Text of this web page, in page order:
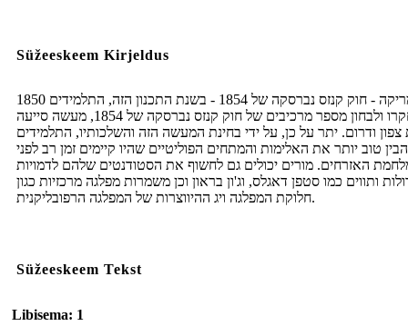
Süžeeskeem Kirjeldus
1850 אמריקה - חוק קנזס נברסקה של 1854 - בשנת התכנון הזה, התלמידים
יחקרו ולבחון מספר מרכיבים של חוק קנזס נברסקה של 1854, מעשה סייעה
צפון ודרום. יתר על כן, על ידי בחינת המעשה הזה והשלכותיו, התלמידים
טוב יותר את האלימות והמתחים הפוליטיים שהיו קיימים זמן רב לפני
האזרחים. מורים יכולים גם לחשוף את הסטודנטים שלהם לדמויות
ותווים כמו סטפן דאגלס, וג'ון בראון וכן משמרות מפלגה מרכזיות כגון
חלוקת המפלגה ויג ההיווצרות של המפלגה הרפובליקנית.
Süžeeskeem Tekst
Libisema: 1